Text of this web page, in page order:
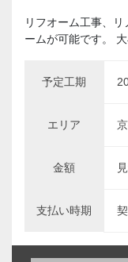
リフオーム工事、
ームが可能です。
予定工期
エリア
金額
支払い時期